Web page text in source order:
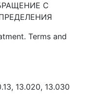
С
Terms and
13.020, 13.030